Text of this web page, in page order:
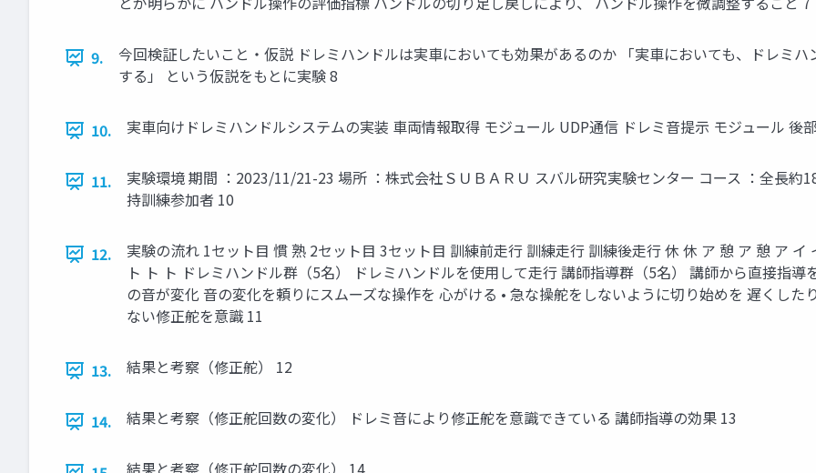
9.
今回検証したいこと・仮説 ドレミハンドルは実車においても効果があるのか 「実車においても、ドレミ
する」 という仮説をもとに実験 8
10. 実車向けドレミハンドルシステムの実装 車両情報取得 モジュール UDP通信 ドレミ音提示 モジュール 後
11.
実験環境 期間 ：2023/11/21-23 場所 ：株式会社ＳＵＢＡＲＵ スバル研究実験センター コース ：全長
持訓練参加者 10
12.
実験の流れ 1セット目 慣 熟 2セット目 3セット目 訓練前走行 訓練走行 訓練後走行 休 休 ア 憩 ア 憩 ア イ
ト ト ト ドレミハンドル群（5名） ドレミハンドルを使用して走行 講師指導群（5名） 講師から直接指導
の音が変化 音の変化を頼りにスムーズな操作を 心がける • 急な操舵をしないように切り始めを 遅くし
ない修正舵を意識 11
13. 結果と考察（修正舵） 12
14. 結果と考察（修正舵回数の変化） ドレミ音により修正舵を意識できている 講師指導の効果 13
結果と考察（修正舵回数の変化） 14